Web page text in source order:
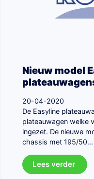
Nieuw model
20-04-2020
De Easyline
plateauwagen welke
ingezet. De nieuwe
chassis met 195/50...
Lees verder